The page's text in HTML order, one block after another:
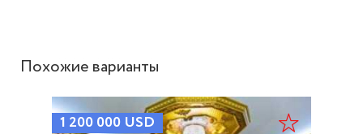
Похожие варианты
1 200 000 USD